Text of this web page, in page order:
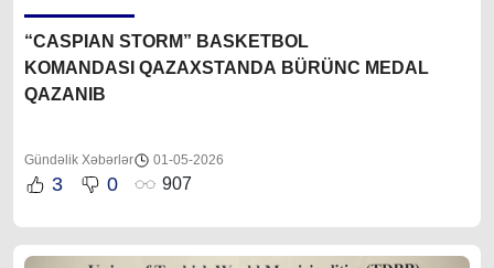
“CASPIAN STORM” BASKETBOL
KOMANDASI QAZAXSTANDA BÜRÜNC MEDAL
QAZANIB
Gündəlik Xəbərlər 01-05-2026
3 0 907